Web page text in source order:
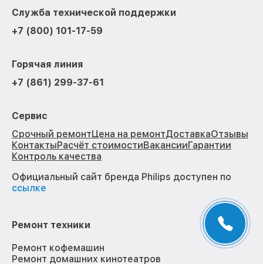
Служба технической поддержки
+7 (800) 101-17-59
Горячая линия
+7 (861) 299-37-61
Сервис
Срочный ремонтЦена на ремонтДоставкаОтзывы
КонтактыРасчёт стоимостиВакансииГарантии
Контроль качества
Официальный сайт бренда Philips доступен по
ссылке
Ремонт техники
Ремонт кофемашин
Ремонт домашних кинотеатров